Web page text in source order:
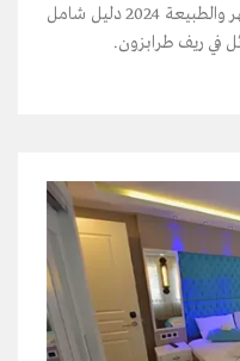
أفضل أكواخ في آيدر ريزا مطلة على النهر والطبيعة 2024 دليل شامل
في ريف طرابزون.